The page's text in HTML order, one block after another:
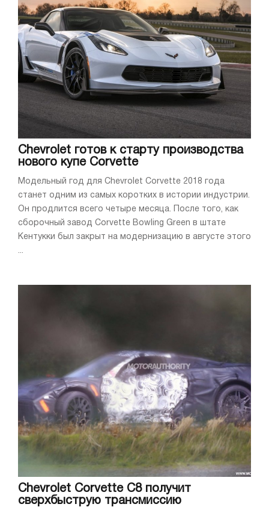
Chevrolet готов к старту производства
нового купе Corvette
Модельный год для Chevrolet Corvette 2018 года
станет одним из самых коротких в истории индустрии.
Он продлится всего четыре месяца. После того, как
сборочный завод Corvette Bowling Green в штате
Кентукки был закрыт на модернизацию в августе этого
...
Chevrolet Corvette С8 получит
сверхбыструю трансмиссию